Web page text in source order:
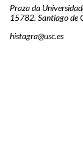
Praza da
15782. Santiago de
histagra@usc.es